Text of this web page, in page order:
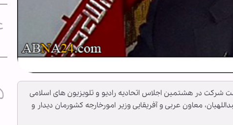
شرکت در هشتمین اجلاس اتحادیه رادیو و تلویزیون های اسلامی
با حسین امیرعبداللهیان، معاون عربی و آفریقایی وزیر امورخارجه کشورمان دیدار و